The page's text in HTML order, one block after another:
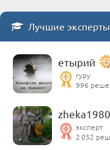
Лучшие
етырий
гуру
996
zheka1980
эксперт
2 052